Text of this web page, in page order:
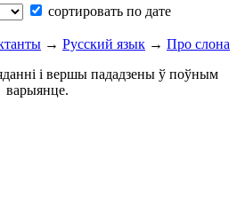
сортировать по дате
→ Русский язык → Про слона
і вершы пададзены ў поўным
варыянце.